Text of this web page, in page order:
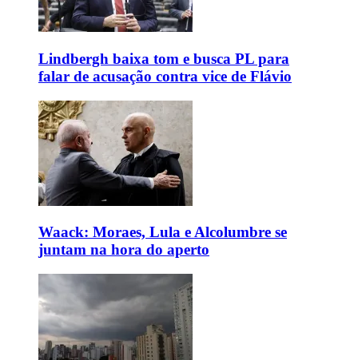
Lindbergh baixa tom e busca PL para
falar de acusação contra vice de Flávio
Waack: Moraes, Lula e Alcolumbre se
juntam na hora do aperto